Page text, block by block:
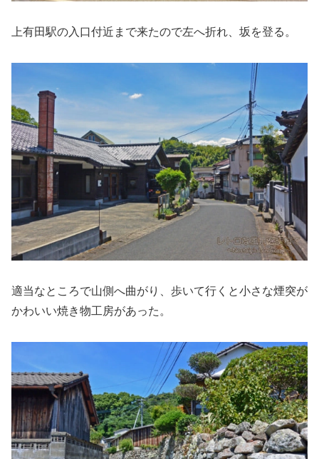
上有田駅の入口付近まで来たので左へ折れ、坂を登る。
適当なところで山側へ曲がり、歩いて行くと小さな煙突が
かわいい焼き物工房があった。